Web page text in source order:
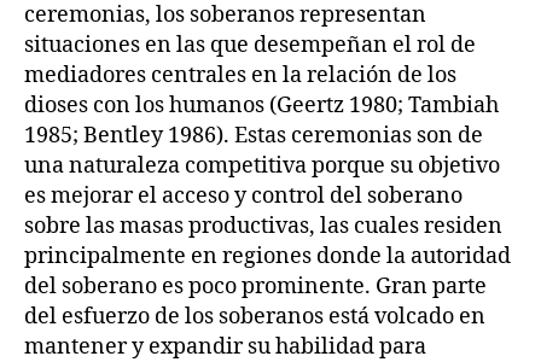
ceremonias, los soberanos representan
situaciones en las que desempeñan el rol de
mediadores centrales en la relación de los
dioses con los humanos (Geertz 1980; Tambiah
1985; Bentley 1986). Estas ceremonias son de
una naturaleza competitiva porque su objetivo
es mejorar el acceso y control del soberano
sobre las masas productivas, las cuales residen
principalmente en regiones donde la autoridad
del soberano es poco prominente. Gran parte
del esfuerzo de los soberanos está volcado en
mantener y expandir su habilidad para